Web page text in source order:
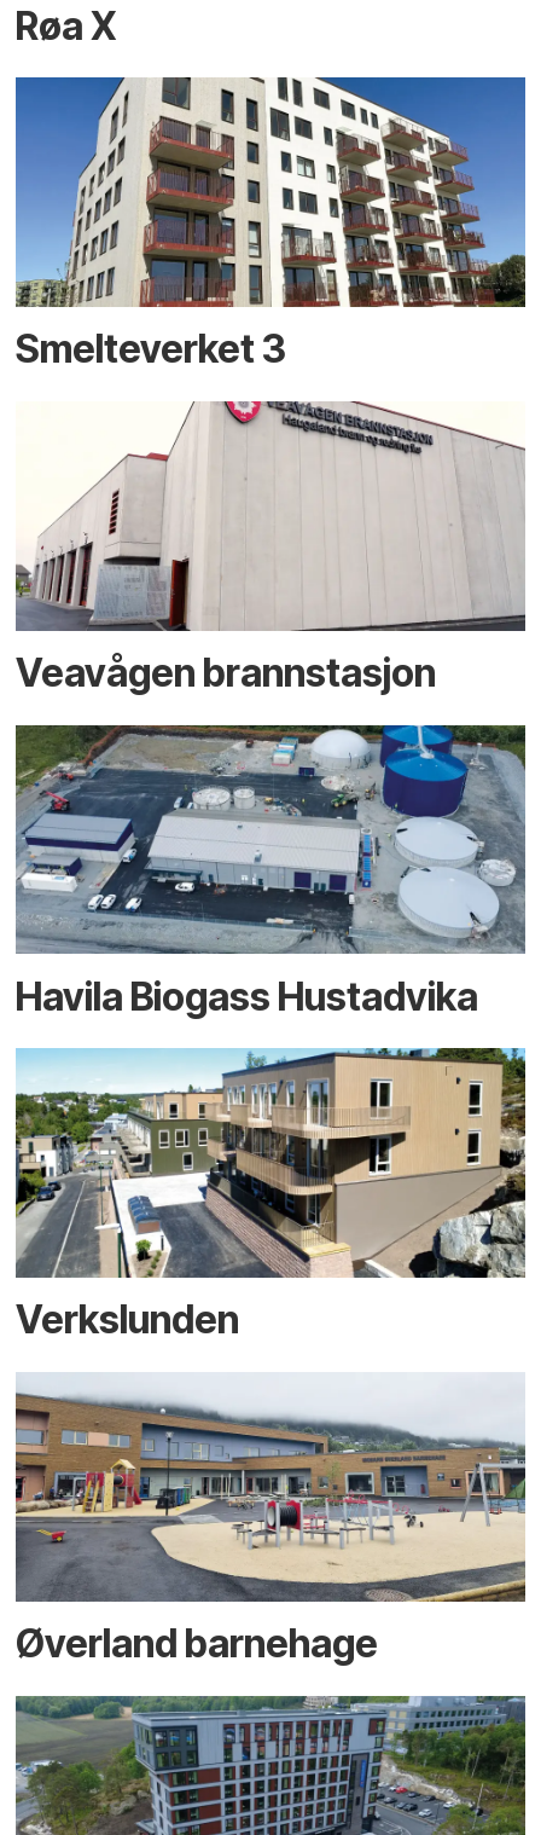
Røa X
Smelteverket 3
Veavågen brannstasjon
Havila Biogass Hustadvika
Verkslunden
Øverland barnehage